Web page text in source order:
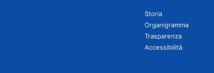
Storia
Organigramma
Trasparenza
Accessibilità